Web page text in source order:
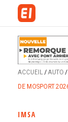
ACCUEIL AUTO
DE MOSPORT
IMSA